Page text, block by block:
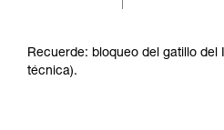
Recuerde: bloqueo del gatillo del
técnica).